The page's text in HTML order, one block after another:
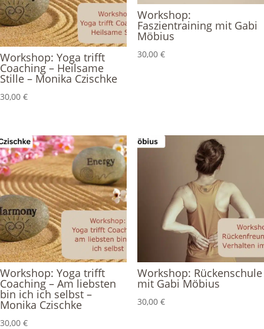
Workshop: Yoga trifft
Coaching – Heilsame
Stille – Monika Czischke
30,00 €
Workshop:
Faszientraining mit Gabi
Möbius
30,00 €
Workshop: Yoga trifft
Coaching – Am liebsten
bin ich ich selbst –
Monika Czischke
30,00 €
Workshop: Rückenschule
mit Gabi Möbius
30,00 €